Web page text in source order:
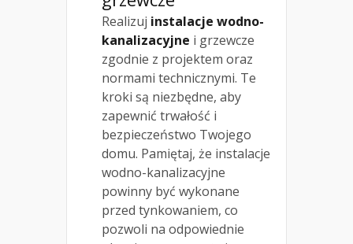
Realizuj instalacje wodno-
kanalizacyjne i grzewcze
zgodnie z projektem oraz
normami technicznymi. Te
kroki są niezbędne, aby
zapewnić trwałość i
bezpieczeństwo Twojego
domu. Pamiętaj, że instalacje
wodno-kanalizacyjne
powinny być wykonane
przed tynkowaniem, co
pozwoli na odpowiednie